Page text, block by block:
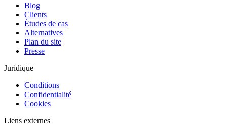
Blog
Clients
Études de cas
Alternatives
Plan du site
Presse
Juridique
Conditions
Confidentialité
Cookies
Liens externes